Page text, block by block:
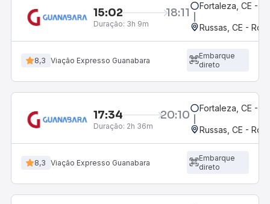
15:02 18:11
Duração: 3h 9m
Fortaleza, CE -
Russas, CE -
8,3 Viação Expresso Guanabara
Embarque
direto
17:34 20:10
Duração: 2h 36m
Fortaleza, CE -
Russas, CE -
8,3 Viação Expresso Guanabara
Embarque
direto